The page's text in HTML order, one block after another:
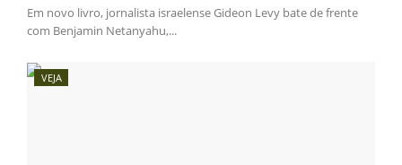
Em novo livro, jornalista israelense Gideon Levy bate de frente
com Benjamin Netanyahu,...
VEJA